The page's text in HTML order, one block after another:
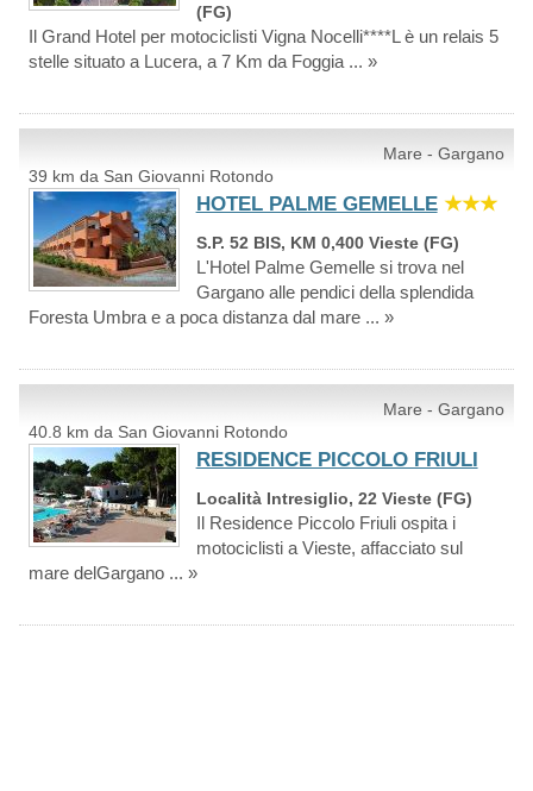
(FG)
Il Grand Hotel per motociclisti Vigna Nocelli****L è un relais 5
stelle situato a Lucera, a 7 Km da Foggia ... »
Mare - Gargano
39 km da San Giovanni Rotondo
HOTEL PALME GEMELLE ★★★
S.P. 52 BIS, KM 0,400 Vieste (FG)
L'Hotel Palme Gemelle si trova nel
Gargano alle pendici della splendida
Foresta Umbra e a poca distanza dal mare ... »
Mare - Gargano
40.8 km da San Giovanni Rotondo
RESIDENCE PICCOLO FRIULI
Località Intresiglio, 22 Vieste (FG)
Il Residence Piccolo Friuli ospita i
motociclisti a Vieste, affacciato sul
mare delGargano ... »